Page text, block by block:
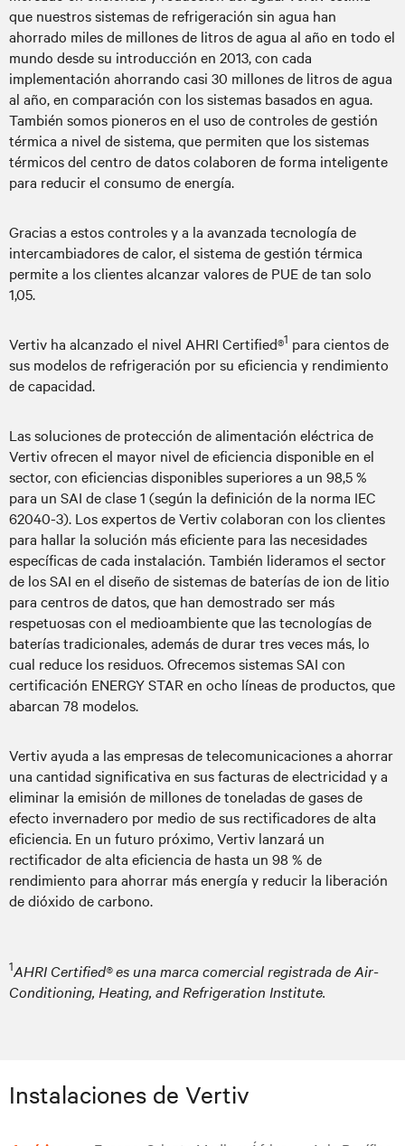
que nuestros sistemas de refrigeración sin agua han
ahorrado miles de millones de litros de agua al año en todo el
mundo desde su introducción en 2013, con cada
implementación ahorrando casi 30 millones de litros de agua
al año, en comparación con los sistemas basados en agua.
También somos pioneros en el uso de controles de gestión
térmica a nivel de sistema, que permiten que los sistemas
térmicos del centro de datos colaboren de forma inteligente
para reducir el consumo de energía.
Gracias a estos controles y a la avanzada tecnología de
intercambiadores de calor, el sistema de gestión térmica
permite a los clientes alcanzar valores de PUE de tan solo
1,05.
Vertiv ha alcanzado el nivel AHRI Certified®1 para cientos de
sus modelos de refrigeración por su eficiencia y rendimiento
de capacidad.
Las soluciones de protección de alimentación eléctrica de
Vertiv ofrecen el mayor nivel de eficiencia disponible en el
sector, con eficiencias disponibles superiores a un 98,5 %
para un SAI de clase 1 (según la definición de la norma IEC
62040-3). Los expertos de Vertiv colaboran con los clientes
para hallar la solución más eficiente para las necesidades
específicas de cada instalación. También lideramos el sector
de los SAI en el diseño de sistemas de baterías de ion de litio
para centros de datos, que han demostrado ser más
respetuosas con el medioambiente que las tecnologías de
baterías tradicionales, además de durar tres veces más, lo
cual reduce los residuos. Ofrecemos sistemas SAI con
certificación ENERGY STAR en ocho líneas de productos, que
abarcan 78 modelos.
Vertiv ayuda a las empresas de telecomunicaciones a ahorrar
una cantidad significativa en sus facturas de electricidad y a
eliminar la emisión de millones de toneladas de gases de
efecto invernadero por medio de sus rectificadores de alta
eficiencia. En un futuro próximo, Vertiv lanzará un
rectificador de alta eficiencia de hasta un 98 % de
rendimiento para ahorrar más energía y reducir la liberación
de dióxido de carbono.
1AHRI Certified® es una marca comercial registrada de Air-
Conditioning, Heating, and Refrigeration Institute.
Instalaciones de Vertiv